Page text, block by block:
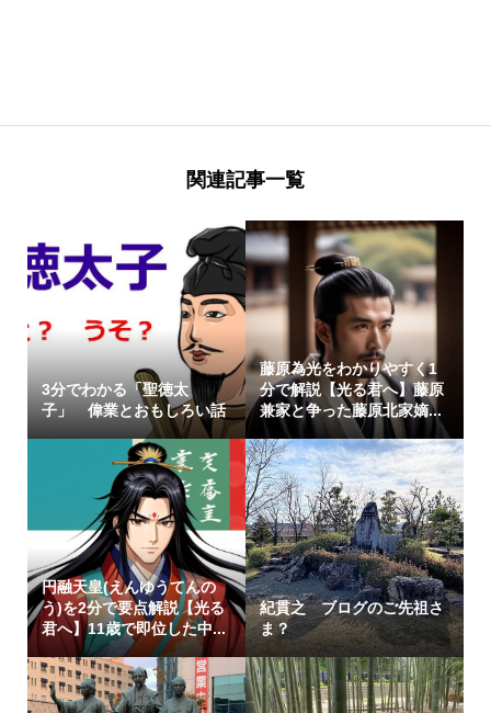
関連記事一覧
3分でわかる「聖徳太
子」 偉業とおもしろい話
藤原為光をわかりやすく1
分で解説【光る君へ】藤原
兼家と争った藤原北家嫡...
円融天皇(えんゆうてんの
う)を2分で要点解説【光る
君へ】11歳で即位した中...
紀貫之 ブログのご先祖さ
ま？